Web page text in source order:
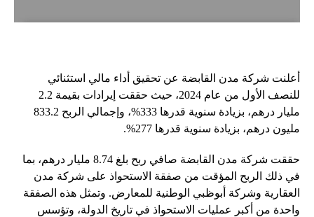
أعلنت شركة مدن القابضة عن تحقيق أداء مالي استثنائي
للنصف الأول من عام 2024، حيث حققت إيرادات بقيمة 2.2
مليار درهم، بزيادة سنوية قدرها 333%، وإجمالي الربح 833.2
مليون درهم، بزيادة سنوية قدرها 277%.
حققت شركة مدن القابضة صافي ربح بلغ 8.74 مليار درهم، بما
في ذلك الربح المؤقت من صفقة الاستحواذ على شركة مدن
العقارية وشركة أبوظبي الوطنية للمعارض. وتمثل هذه الصفقة
واحدة من أكبر عمليات الاستحواذ في تاريخ الدولة، وتؤسس